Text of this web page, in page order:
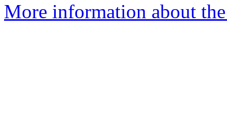
More information about